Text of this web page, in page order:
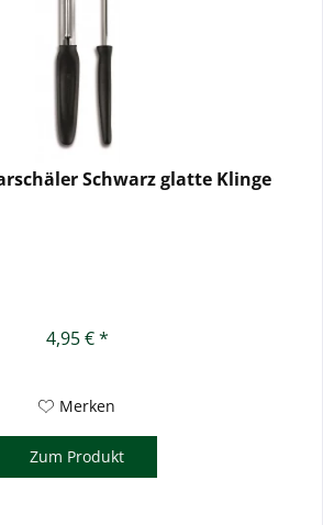
Schwarz glatte Klinge
4,95 € *
Merken
Zum Produkt